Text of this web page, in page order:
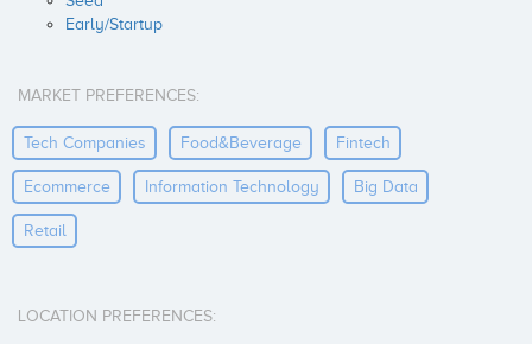
Early/Startup
MARKET PREFERENCES:
Tech Companies Food&beverage Fintech
Ecommerce Information Technology Big Data
Retail
LOCATION PREFERENCES: